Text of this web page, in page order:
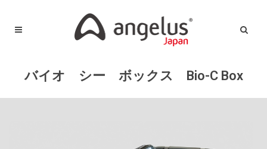
バイオ シー ボックス Bio-C Box